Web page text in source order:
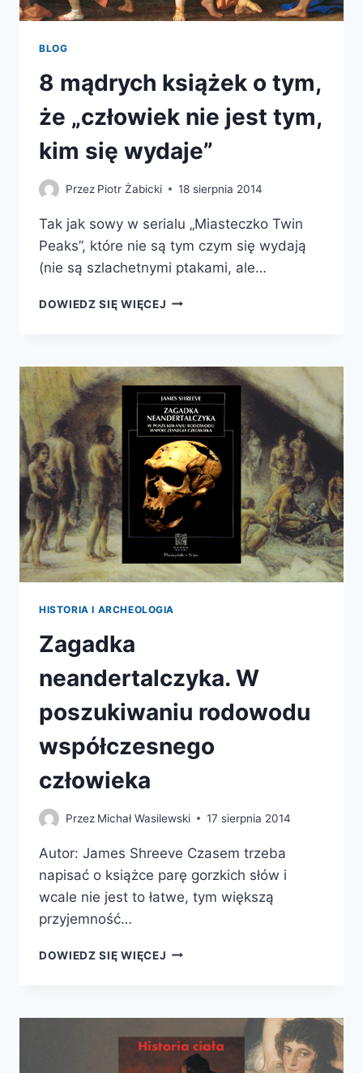
BLOG
8 mądrych książek o tym,
że „człowiek nie jest tym,
kim się wydaje”
Przez Piotr Żabicki 18 sierpnia 2014
Tak jak sowy w serialu „Miasteczko Twin
Peaks”, które nie są tym czym się wydają
(nie są szlachetnymi ptakami, ale…
DOWIEDZ SIĘ WIĘCEJ 8
TYM,
ŻE
„CZŁOWIEK
NIE
JEST
TYM,
KIM
SIĘ
WYDAJE”
HISTORIA I ARCHEOLOGIA
Zagadka
neandertalczyka. W
poszukiwaniu rodowodu
współczesnego
człowieka
Przez Michał Wasilewski 17 sierpnia 2014
Autor: James Shreeve Czasem trzeba
napisać o książce parę gorzkich słów i
wcale nie jest to łatwe, tym większą
przyjemność…
DOWIEDZ SIĘ WIĘCEJ ZAGADKA
RODOWODU
WSPÓŁCZESNEGO
CZŁOWIEKA